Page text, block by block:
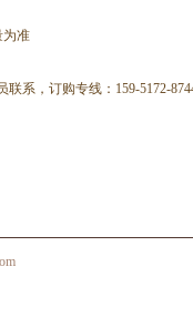
为准
系，订购专线：159-5172-